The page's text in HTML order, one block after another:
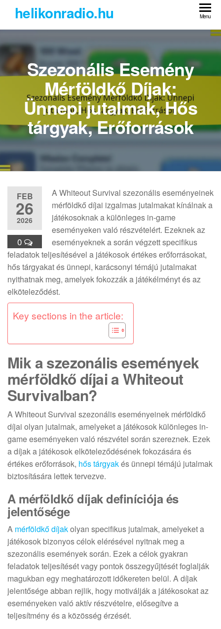
the
content
helikonradio.hu Menu
Szezonális Esemény
Mérföldkő Díjak:
Ünnepi jutalmak, Hős
tárgyak, Erőforrások
FEB
26
2026
0
A Whiteout Survival szezonális eseményeinek
mérföldkő díjai izgalmas jutalmakat kínálnak a
játékosoknak a különleges in-game
eseményeken való részvételért. Ezeknek az
eseményeknek a során végzett specifikus
feladatok teljesítésével a játékosok értékes erőforrásokat,
hős tárgyakat és ünnepi, karácsonyi témájú jutalmakat
nyithatnak meg, amelyek fokozzák a játékélményt és az
elköteleződést.
Key sections in the article:
Mik a szezonális események
mérföldkő díjai a Whiteout
Survivalban?
A Whiteout Survival szezonális eseményeinek mérföldkő
díjai olyan jutalmak, amelyeket a játékosok különleges in-
game eseményeken való részvétel során szereznek. Ezek
a díjak a játékosok elköteleződésének fokozására és
értékes erőforrások, hős tárgyakés ünnepi témájú jutalmak
biztosítására lettek tervezve.
A mérföldkő díjak definíciója és
jelentősége
A mérföldkő díjakolyan specifikus jutalmak, amelyeket a
játékosok bizonyos célok elérésével nyitnak meg a
szezonális események során. Ezek a célok gyakran
feladatok teljesítését vagy pontok összegyűjtését foglalják
magukban egy meghatározott időkereten belül. A díjak
jelentősége abban rejlik, hogy motiválják a játékosokat az
eseményeken való aktív részvételre, elősegítve a
teljesítmény és a közösség érzését.